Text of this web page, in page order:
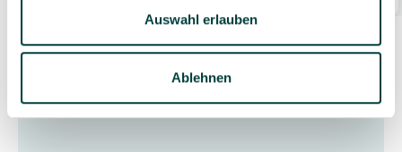
Auswahl erlauben
Ablehnen